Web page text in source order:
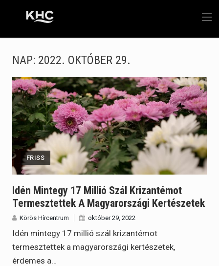
NAP: 2022. OKTÓBER 29.
FRISS
Idén Mintegy 17 Millió Szál Krizantémot
Termesztettek A Magyarországi Kertészetek
Körös Hírcentrum október 29, 2022
Idén mintegy 17 millió szál krizantémot
termesztettek a magyarországi kertészetek,
érdemes a…